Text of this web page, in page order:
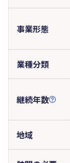
事業形態
業種分類
継続年数
地域